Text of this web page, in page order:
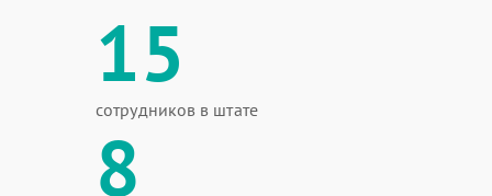
15
сотрудников в штате
8